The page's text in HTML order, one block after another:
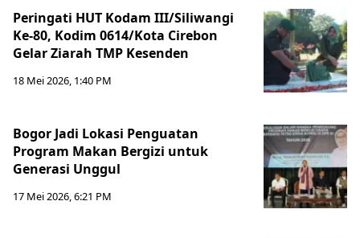
Peringati HUT Kodam III/Siliwangi
Ke-80, Kodim 0614/Kota Cirebon
Gelar Ziarah TMP Kesenden
18 Mei 2026, 1:40 PM
Bogor Jadi Lokasi Penguatan
Program Makan Bergizi untuk
Generasi Unggul
17 Mei 2026, 6:21 PM